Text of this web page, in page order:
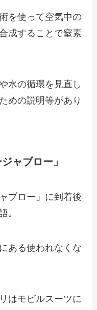
を使って空気中の
成することで窒素
水の循環を見直し
めの説明等があり
ャブロー」
ブロー」に到着後
｡
ある使われなくな
はモビルスーツに